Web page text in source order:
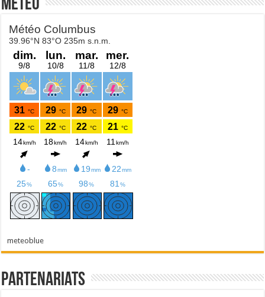
Météo
meteoblue
Partenariats